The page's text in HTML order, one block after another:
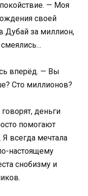
— Моя
своей
Дубай за миллион,
вперёд. — Вы
Сто миллионов?
деньги
помогают
Я всегда мечтала
настоящему
снобизму и